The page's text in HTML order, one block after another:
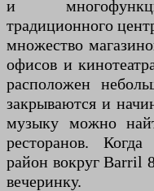
и
традиционного
множество
офисов и
расположен
закрываются и
музыку можно
ресторанов.
район вокруг Barril
вечеринку.